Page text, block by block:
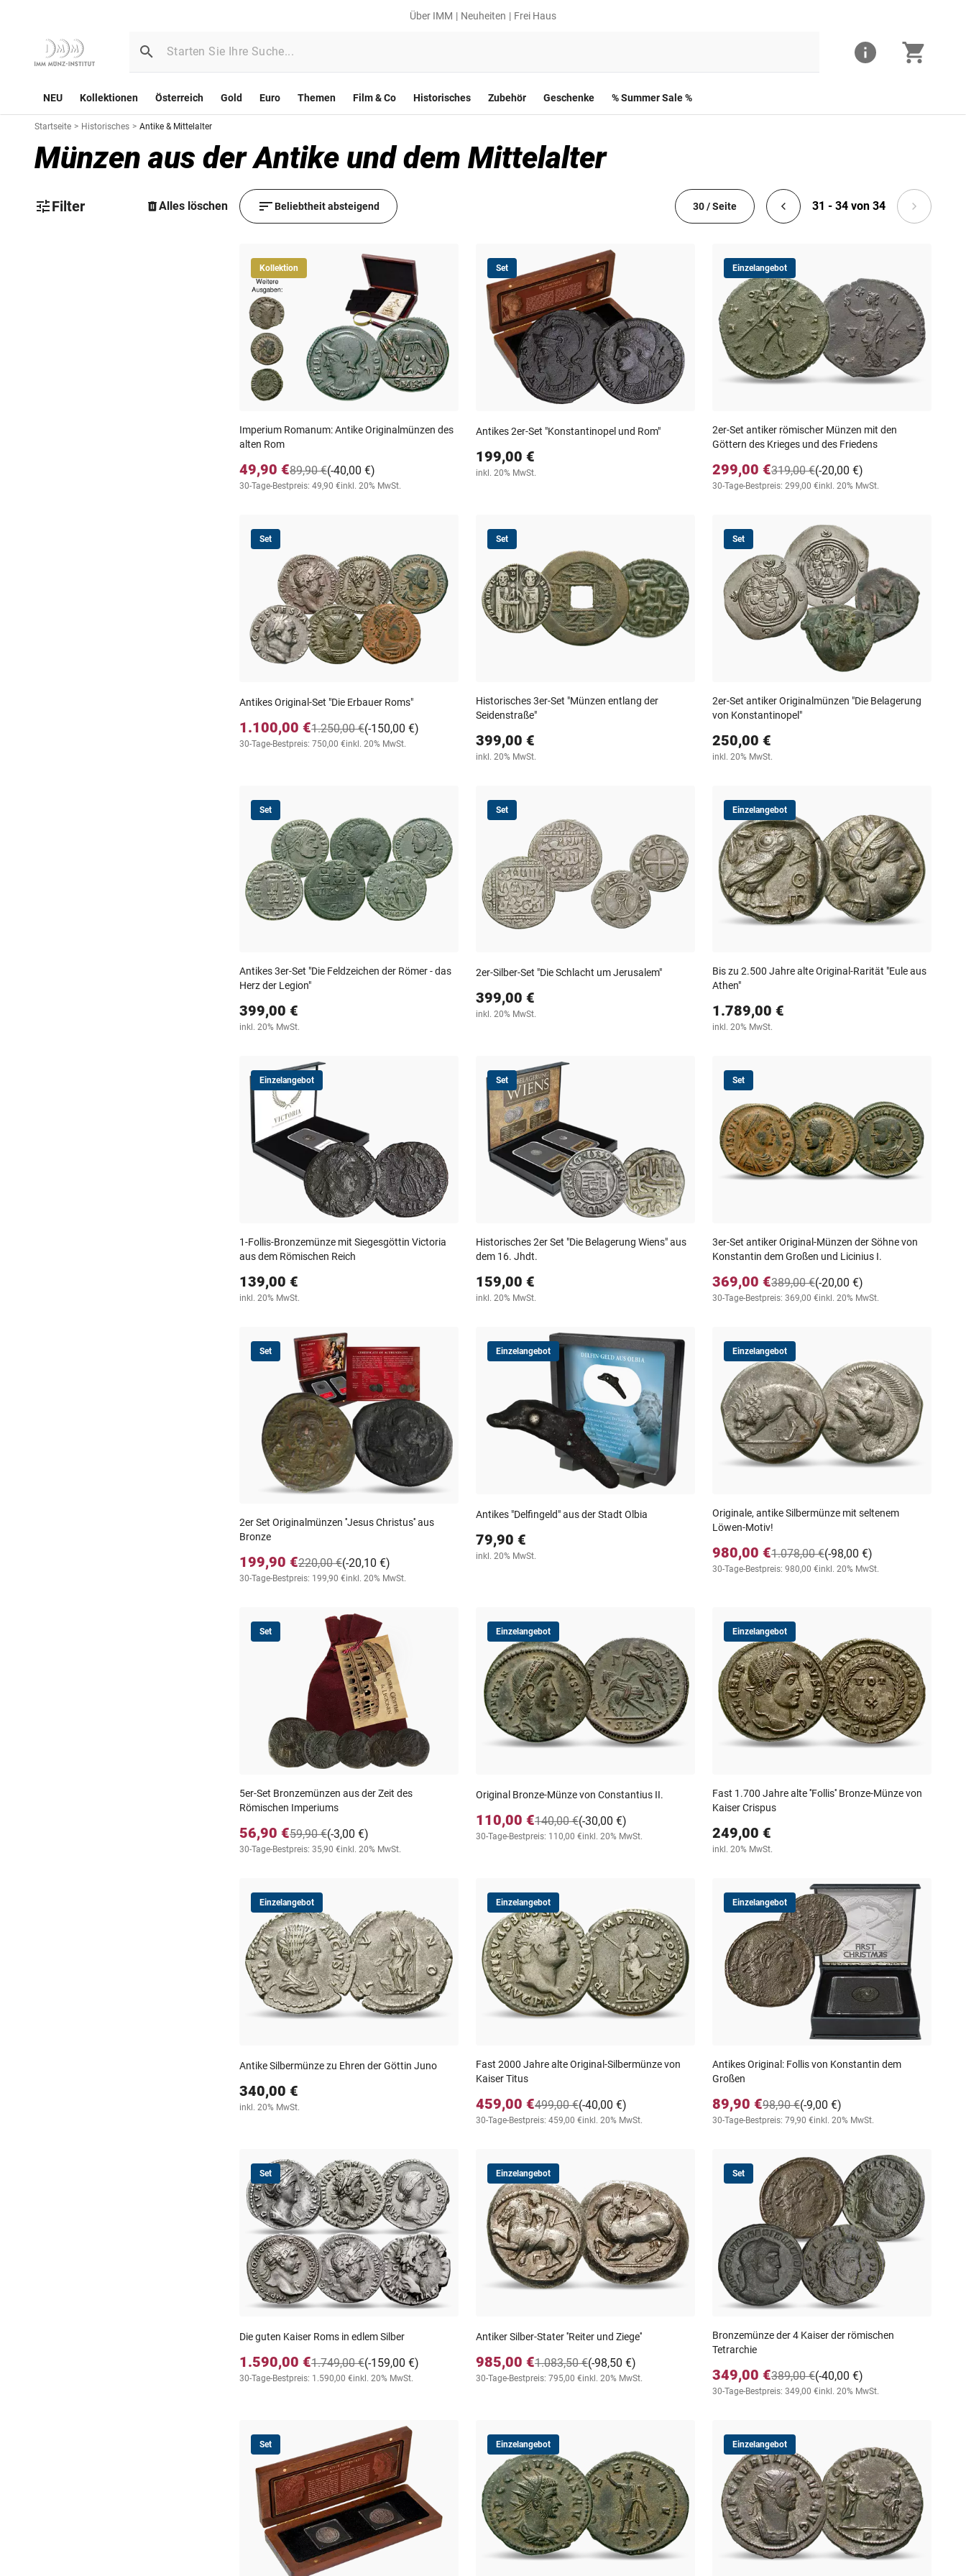
Über IMM Neuheiten Frei Haus
NEU Kollektionen Österreich Gold Euro Themen Film & Co Historisches Zubehör Geschenke % Summer Sale %
Startseite > Historisches > Antike & Mittelalter
Münzen aus der Antike und dem Mittelalter
Filter Alles löschen Beliebtheit absteigend 30 / Seite 31 - 34 von 34
Kollektion
Imperium Romanum: Antike Originalmünzen des
alten Rom
49,90 € (-40,00 €)
89,90 €
30-Tage-Bestpreis: 49,90 €inkl. 20% MwSt.
Set
Antikes 2er-Set "Konstantinopel und Rom"
199,00 €
inkl. 20% MwSt.
Einzelangebot
2er-Set antiker römischer Münzen mit den
Göttern des Krieges und des Friedens
299,00 € (-20,00 €)
319,00 €
30-Tage-Bestpreis: 299,00 €inkl. 20% MwSt.
Set
Antikes Original-Set "Die Erbauer Roms"
1.100,00 € (-150,00 €)
1.250,00 €
30-Tage-Bestpreis: 750,00 €inkl. 20% MwSt.
Set
Historisches 3er-Set "Münzen entlang der
Seidenstraße"
399,00 €
inkl. 20% MwSt.
Set
2er-Set antiker Originalmünzen "Die Belagerung
von Konstantinopel"
250,00 €
inkl. 20% MwSt.
Set
Antikes 3er-Set "Die Feldzeichen der Römer - das
Herz der Legion"
399,00 €
inkl. 20% MwSt.
Set
2er-Silber-Set "Die Schlacht um Jerusalem"
399,00 €
inkl. 20% MwSt.
Einzelangebot
Bis zu 2.500 Jahre alte Original-Rarität "Eule aus
Athen"
1.789,00 €
inkl. 20% MwSt.
Einzelangebot
1-Follis-Bronzemünze mit Siegesgöttin Victoria
aus dem Römischen Reich
139,00 €
inkl. 20% MwSt.
Set
Historisches 2er Set "Die Belagerung Wiens" aus
dem 16. Jhdt.
159,00 €
inkl. 20% MwSt.
Set
3er-Set antiker Original-Münzen der Söhne von
Konstantin dem Großen und Licinius I.
369,00 € (-20,00 €)
389,00 €
30-Tage-Bestpreis: 369,00 €inkl. 20% MwSt.
Set
2er Set Originalmünzen ''Jesus Christus'' aus
Bronze
199,90 € (-20,10 €)
220,00 €
30-Tage-Bestpreis: 199,90 €inkl. 20% MwSt.
Einzelangebot
Antikes "Delfingeld" aus der Stadt Olbia
79,90 €
inkl. 20% MwSt.
Einzelangebot
Originale, antike Silbermünze mit seltenem
Löwen-Motiv!
980,00 € (-98,00 €)
1.078,00 €
30-Tage-Bestpreis: 980,00 €inkl. 20% MwSt.
Set
5er-Set Bronzemünzen aus der Zeit des
Römischen Imperiums
56,90 € (-3,00 €)
59,90 €
30-Tage-Bestpreis: 35,90 €inkl. 20% MwSt.
Einzelangebot
Original Bronze-Münze von Constantius II.
110,00 € (-30,00 €)
140,00 €
30-Tage-Bestpreis: 110,00 €inkl. 20% MwSt.
Einzelangebot
Fast 1.700 Jahre alte ''Follis'' Bronze-Münze von
Kaiser Crispus
249,00 €
inkl. 20% MwSt.
Einzelangebot
Antike Silbermünze zu Ehren der Göttin Juno
340,00 €
inkl. 20% MwSt.
Einzelangebot
Fast 2000 Jahre alte Original-Silbermünze von
Kaiser Titus
459,00 € (-40,00 €)
499,00 €
30-Tage-Bestpreis: 459,00 €inkl. 20% MwSt.
Einzelangebot
Antikes Original: Follis von Konstantin dem
Großen
89,90 € (-9,00 €)
98,90 €
30-Tage-Bestpreis: 79,90 €inkl. 20% MwSt.
Set
Die guten Kaiser Roms in edlem Silber
1.590,00 € (-159,00 €)
1.749,00 €
30-Tage-Bestpreis: 1.590,00 €inkl. 20% MwSt.
Einzelangebot
Antiker Silber-Stater ''Reiter und Ziege''
985,00 € (-98,50 €)
1.083,50 €
30-Tage-Bestpreis: 795,00 €inkl. 20% MwSt.
Set
Bronzemünze der 4 Kaiser der römischen
Tetrarchie
349,00 € (-40,00 €)
389,00 €
30-Tage-Bestpreis: 349,00 €inkl. 20% MwSt.
Set Einzelangebot Einzelangebot